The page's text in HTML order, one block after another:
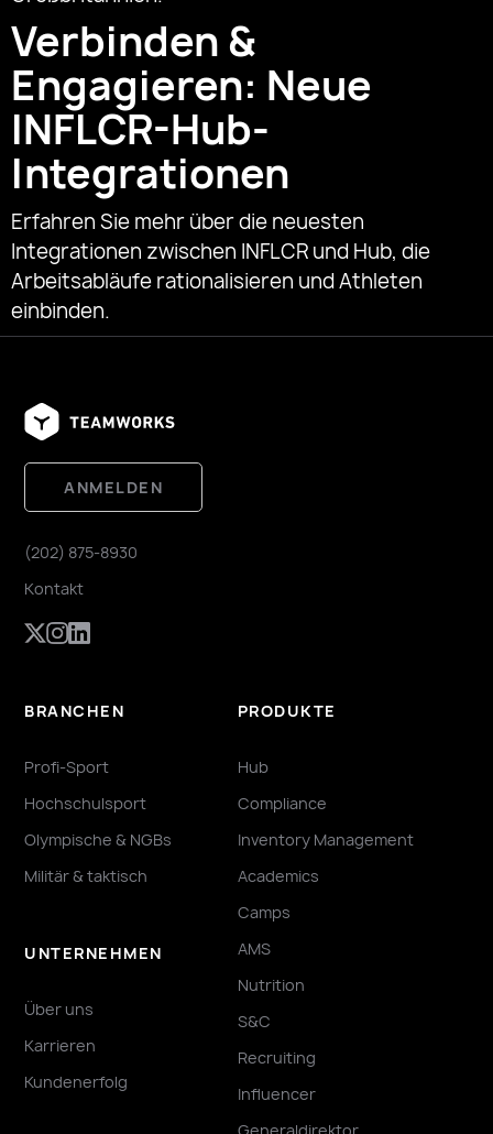
Verbinden &
Engagieren: Neue
INFLCR-Hub-
Integrationen
Erfahren Sie mehr über die neuesten
Integrationen zwischen INFLCR und Hub, die
Arbeitsabläufe rationalisieren und Athleten
einbinden.
ANMELDEN
(202) 875-8930
Kontakt
BRANCHEN
Profi-Sport
Hochschulsport
Olympische & NGBs
Militär & taktisch
UNTERNEHMEN
Über uns
Karrieren
Kundenerfolg
PRODUKTE
Hub
Compliance
Inventory Management
Academics
Camps
AMS
Nutrition
S&C
Recruiting
Influencer
Generaldirektor